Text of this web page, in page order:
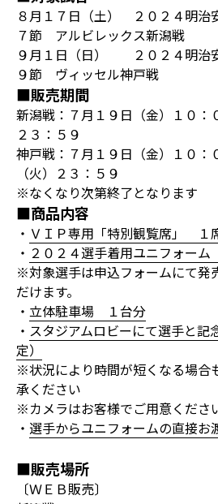
８月１７日（土） ２０２４明
７節 アルビレックス新潟戦
９月１日（日） ２０２４明治
９節 ヴィッセル神戸戦
■販売期間
新潟戦：７月１９日（金）１０：
２３：５９
神戸戦：７月１９日（金）１０：
（火）２３：５９
※なくなり次第終了となります
■商品内容
・ ＶＩＰ専用「特別観覧席」 １
・ ２０２４選手着用ユニフォー
※対象選手は申込フォームにて発
だけます。
・ 立体駐車場 １台分
・ スタジアムロビーにて選手と
定）
※状況により時間が短くなる場合
承ください
※カメラはお客様でご用意くださ
・ 選手からユニフォームの直接お
■販売場所
〔ＷＥＢ販売〕